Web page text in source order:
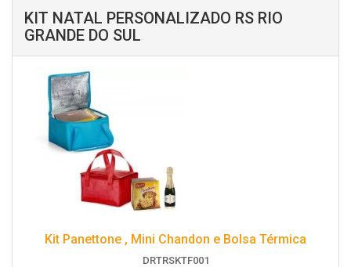
KIT NATAL PERSONALIZADO RS RIO
GRANDE DO SUL
Kit Panettone , Mini Chandon e Bolsa Térmica
DRTRSKTF001